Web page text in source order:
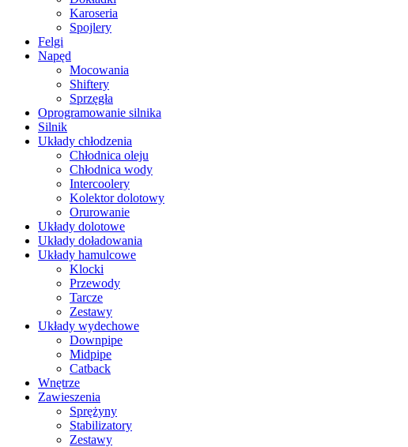
Karoseria
Spojlery
Felgi
Napęd
Mocowania
Shiftery
Sprzęgła
Oprogramowanie silnika
Silnik
Układy chłodzenia
Chłodnica oleju
Chłodnica wody
Intercoolery
Kolektor dolotowy
Orurowanie
Układy dolotowe
Układy doładowania
Układy hamulcowe
Klocki
Przewody
Tarcze
Zestawy
Układy wydechowe
Downpipe
Midpipe
Catback
Wnętrze
Zawieszenia
Sprężyny
Stabilizatory
Zestawy